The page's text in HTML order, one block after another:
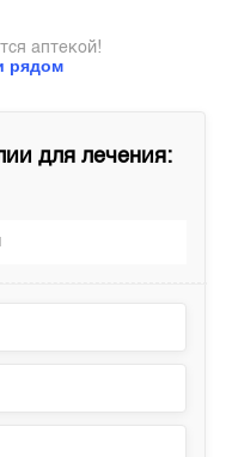
рядом
аптекой!
для лечения: